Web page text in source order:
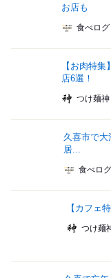
お店も
食べロ
【お肉特
店6選！
つけ麺神
久喜市で大
居...
食べロ
【カフェ
つけ麺